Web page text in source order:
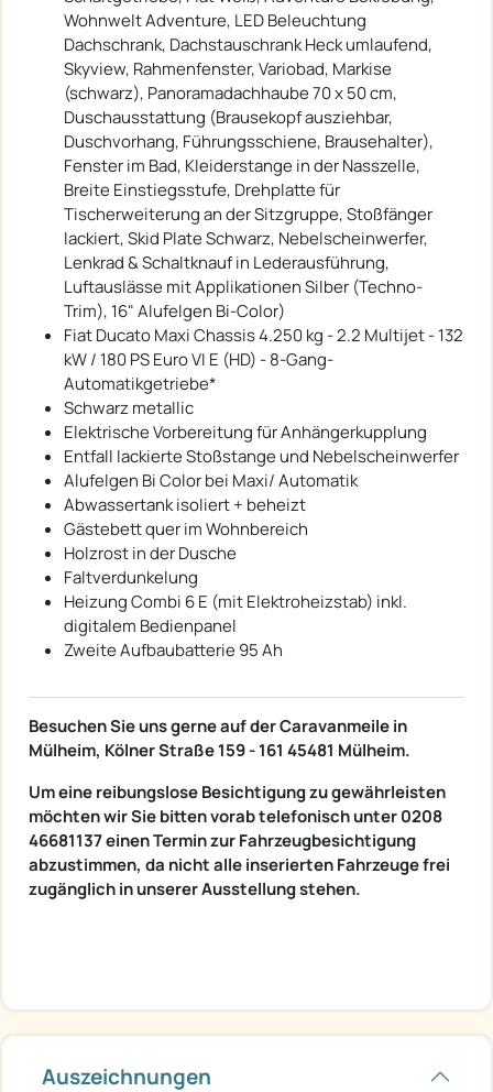
Wohnwelt Adventure, LED Beleuchtung
Dachschrank, Dachstauschrank Heck umlaufend,
Skyview, Rahmenfenster, Variobad, Markise
(schwarz), Panoramadachhaube 70 x 50 cm,
Duschausstattung (Brausekopf ausziehbar,
Duschvorhang, Führungsschiene, Brausehalter),
Fenster im Bad, Kleiderstange in der Nasszelle,
Breite Einstiegsstufe, Drehplatte für
Tischerweiterung an der Sitzgruppe, Stoßfänger
lackiert, Skid Plate Schwarz, Nebelscheinwerfer,
Lenkrad & Schaltknauf in Lederausführung,
Luftauslässe mit Applikationen Silber (Techno-
Trim), 16" Alufelgen Bi-Color)
Fiat Ducato Maxi Chassis 4.250 kg - 2.2 Multijet - 132
kW / 180 PS Euro VI E (HD) - 8-Gang-
Automatikgetriebe*
Schwarz metallic
Elektrische Vorbereitung für Anhängerkupplung
Entfall lackierte Stoßstange und Nebelscheinwerfer
Alufelgen Bi Color bei Maxi/ Automatik
Abwassertank isoliert + beheizt
Gästebett quer im Wohnbereich
Holzrost in der Dusche
Faltverdunkelung
Heizung Combi 6 E (mit Elektroheizstab) inkl.
digitalem Bedienpanel
Zweite Aufbaubatterie 95 Ah
Besuchen Sie uns gerne auf der Caravanmeile in
Mülheim, Kölner Straße 159 - 161 45481 Mülheim.
Um eine reibungslose Besichtigung zu gewährleisten
möchten wir Sie bitten vorab telefonisch unter 0208
46681137 einen Termin zur Fahrzeugbesichtigung
abzustimmen, da nicht alle inserierten Fahrzeuge frei
zugänglich in unserer Ausstellung stehen.
Auszeichnungen